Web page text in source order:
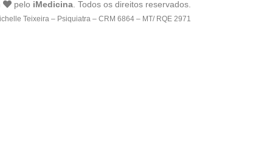
pelo iMedicina. Todos os direitos reservados.
Teixeira – Psiquiatra – CRM 6864 – MT/ RQE 2971